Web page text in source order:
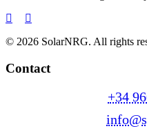
© 2026 SolarNRG. All rights
Contact
+34